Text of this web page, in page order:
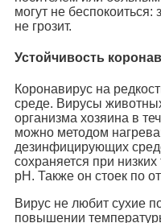
могут не
не грозит.
Устойчивость
Коронавирус на
среде. Вирусы
организма хозяина в
можно методом
дезинфицирующих
сохраняется при
рН. Также он стоек по
Вирус не любит сухие
повышении